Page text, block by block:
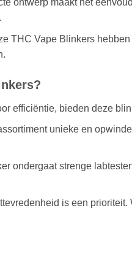
ontwerp maakt het
THC Vape Blinkers
efficiëntie, bieden deze
unieke en
ondergaat strenge
is een